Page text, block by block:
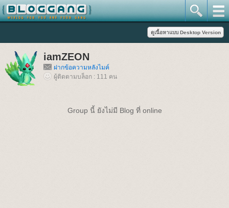
iamZEON
ฝากข้อความหลังไมค์
ผู้ติดตามบล็อก : 111 คน
Group นี้ ยังไม่มี Blog ที่ online